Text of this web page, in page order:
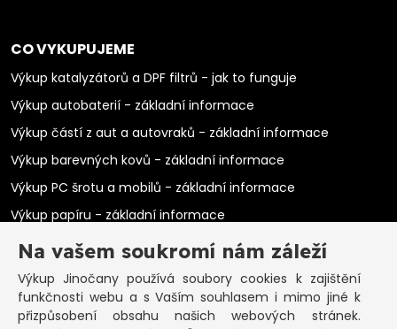
CO VYKUPUJEME
Výkup katalyzátorů a DPF filtrů - jak to funguje
Výkup autobaterií - základní informace
Výkup částí z aut a autovraků - základní informace
Výkup barevných kovů - základní informace
Výkup PC šrotu a mobilů - základní informace
Výkup papíru - základní informace
Výkup elektromotorů - základní informace
PRAKTICKÉ INFORMACE
Pozastavená živnost
Na vašem soukromí nám záleží
Výkup Jinočany používá soubory cookies k zajištění
funkčnosti webu a s Vaším souhlasem i mimo jiné k
přizpůsobení obsahu našich webových stránek.